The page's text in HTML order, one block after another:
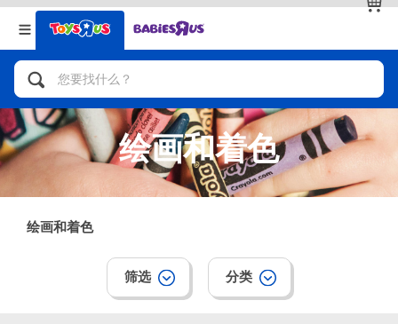
返回
分类目录
人气英雄，角色扮演，射击玩具
自行车，滑板车，骑乘车
拼砌组合及乐高LEGO
手工艺，文具，蜡笔，泥胶，画板
返回
品牌
查看全部
绘画和着色
绘画和着色
筛选 分类